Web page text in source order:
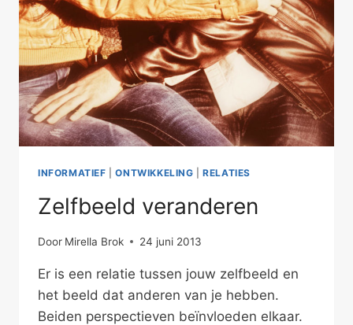
INFORMATIEF |ONTWIKKELING |RELATIES
Zelfbeeld veranderen
Door Mirella Brok 24 juni 2013
Er is een relatie tussen jouw zelfbeeld en
het beeld dat anderen van je hebben.
Beiden perspectieven beïnvloeden elkaar.